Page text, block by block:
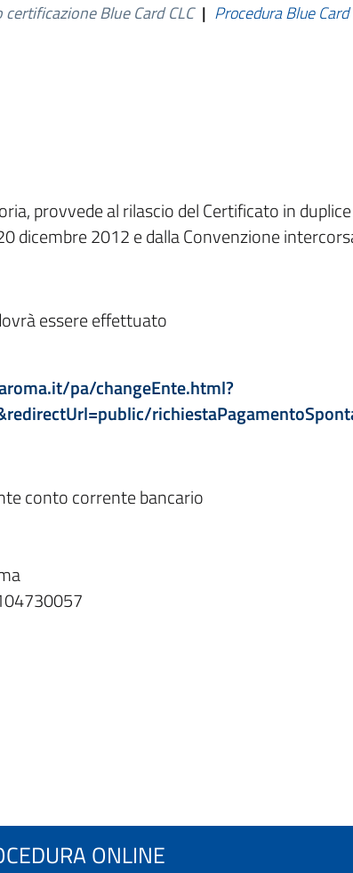
certificazione Blue Card CLC | Procedura Blue Card
provvede al rilascio del Certificato in
dicembre 2012 e dalla Convenzione
essere effettuato
pa/changeEnte.html?
conto corrente bancario
ONLINE